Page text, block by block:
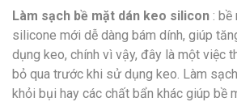
Làm sạch bề mặt dán keo silicon : bề
silicone mới dễ dàng bám dính, giúp
dụng keo, chính vì vậy, đây là một việc
bỏ qua trước khi sử dụng keo. Làm
khỏi bụi hay các chất bẩn khác giúp bề